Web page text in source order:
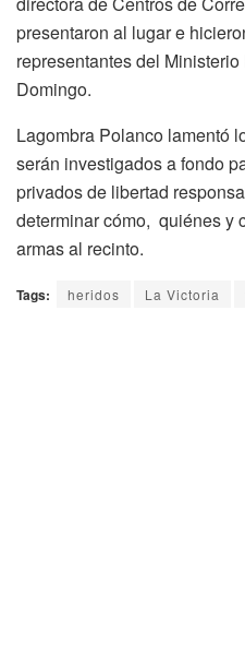
presentaron al lugar e
representantes del
Domingo.
Lagombra Polanco lamentó
serán investigados a fondo
privados de libertad
determinar cómo, quiénes y
armas al recinto.
Tags: heridos La Victoria